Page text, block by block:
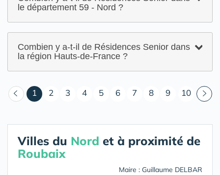
le département 59 - Nord ?
Combien y a-t-il de Résidences Senior dans
la région Hauts-de-France ?
1 (courant)
2 3 4 5 6 7 8 9 10
Villes du Nord et à proximité de
Roubaix
Maire : Guillaume DELBAR